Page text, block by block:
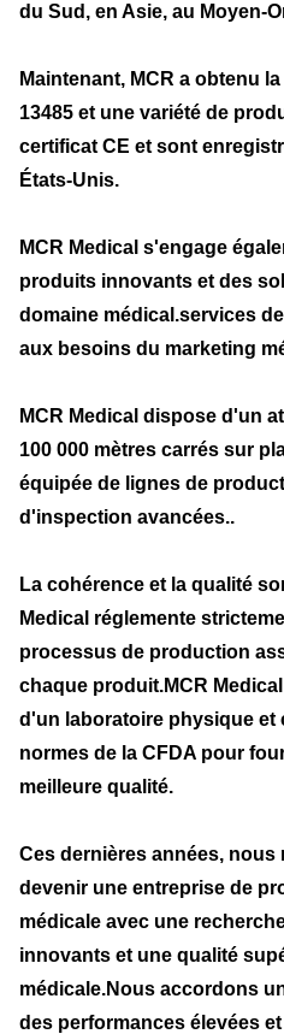
du Sud, en Asie, au Moyen-
Maintenant, MCR a obtenu
13485 et une variété de
certificat CE et sont
États-Unis.
MCR Medical s'engage
produits innovants et des
domaine médical.services
aux besoins du marketing
MCR Medical dispose d'un
100 000 mètres carrés sur
équipée de lignes de
d'inspection avancées..
La cohérence et la qualité
Medical réglemente
processus de production
chaque produit.MCR
d'un laboratoire physique et
normes de la CFDA pour
meilleure qualité.
Ces dernières années,
devenir une entreprise de
médicale avec une
innovants et une qualité
médicale.Nous accordons
des performances élevées